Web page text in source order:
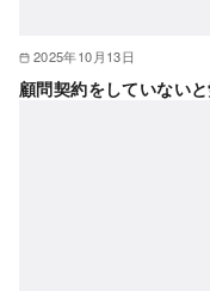
2025年10月13日
顧問契約をしていない